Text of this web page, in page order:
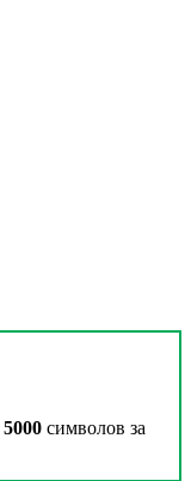
5000 символов за